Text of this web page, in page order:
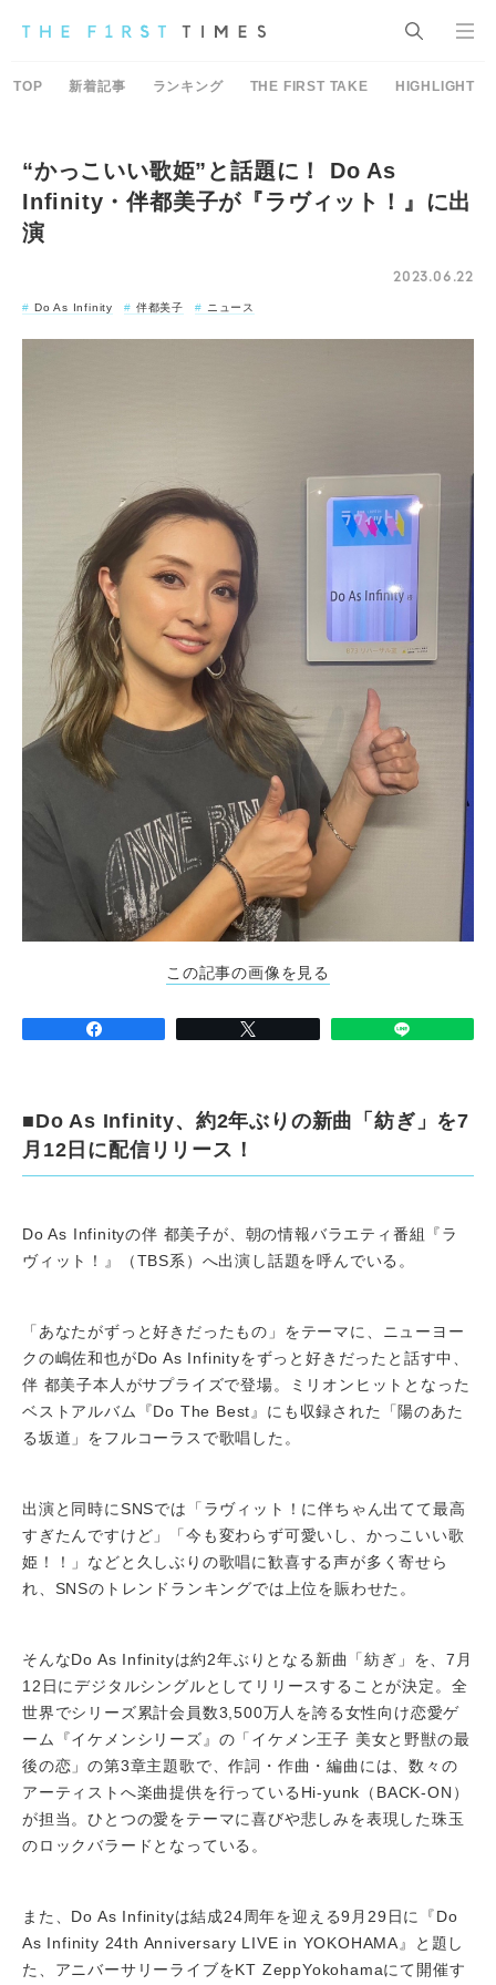
TOP 新着記事 ランキング THE FIRST TAKE HIGHLIGHT
“かっこいい歌姫”と話題に！ Do As
Infinity・伴都美子が『ラヴィット！』に出
演
2023.06.22
Do As Infinity 伴都美子 ニュース
この記事の画像を見る
■Do As Infinity、約2年ぶりの新曲「紡ぎ」を7
月12日に配信リリース！
Do As Infinityの伴 都美子が、朝の情報バラエティ番組『ラ
ヴィット！』（TBS系）へ出演し話題を呼んでいる。
「あなたがずっと好きだったもの」をテーマに、ニューヨー
クの嶋佐和也がDo As Infinityをずっと好きだったと話す中、
伴 都美子本人がサプライズで登場。ミリオンヒットとなった
ベストアルバム『Do The Best』にも収録された「陽のあた
る坂道」をフルコーラスで歌唱した。
出演と同時にSNSでは「ラヴィット！に伴ちゃん出てて最高
すぎたんですけど」「今も変わらず可愛いし、かっこいい歌
姫！！」などと久しぶりの歌唱に歓喜する声が多く寄せら
れ、SNSのトレンドランキングでは上位を賑わせた。
そんなDo As Infinityは約2年ぶりとなる新曲「紡ぎ」を、7月
12日にデジタルシングルとしてリリースすることが決定。全
世界でシリーズ累計会員数3,500万人を誇る女性向け恋愛ゲ
ーム『イケメンシリーズ』の「イケメン王子 美女と野獣の最
後の恋」の第3章主題歌で、作詞・作曲・編曲には、数々の
アーティストへ楽曲提供を行っているHi-yunk（BACK-ON）
が担当。ひとつの愛をテーマに喜びや悲しみを表現した珠玉
のロックバラードとなっている。
また、Do As Infinityは結成24周年を迎える9月29日に『Do
As Infinity 24th Anniversary LIVE in YOKOHAMA』と題し
た、アニバーサリーライブをKT ZeppYokohamaにて開催す